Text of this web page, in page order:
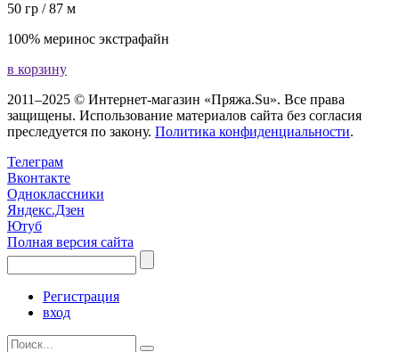
50 гр / 87 м
100% меринос экстрафайн
в корзину
2011–2025 © Интернет-магазин «Пряжа.Su». Все права
защищены. Использование материалов сайта без согласия
преследуется по закону. Политика конфиденциальности.
Телеграм
Вконтакте
Одноклассники
Яндекс.Дзен
Ютуб
Полная версия сайта
Регистрация
вход